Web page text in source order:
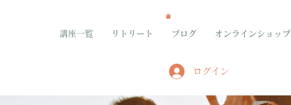
講座一覧 リトリート ブログ オンラインショップ
ログイン